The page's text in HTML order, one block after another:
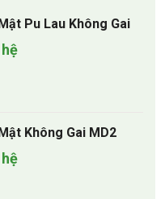
Pu Lau Không Gai
Không Gai MD2